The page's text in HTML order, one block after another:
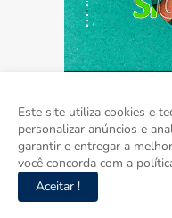
Copyright ©
Home
Este site utiliza cookies e
personalizar anúncios e
garantir e entregar a
você concorda com a
Aceitar !